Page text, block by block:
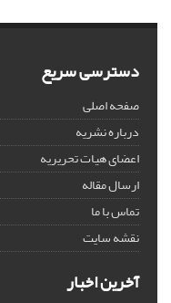
دسترسی سریع
صفحه اصلی
درباره نشریه
اعضای هیات تحریریه
ارسال مقاله
تماس با ما
نقشه سایت
آخرین اخبار